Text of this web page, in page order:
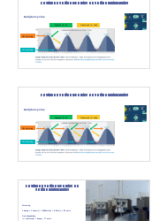
Begrippen getijdenwerking en getijdenduikplanning
Getijdencyclus
Afgaand tij / eb Opkomend tij / vloed
HW kentering
LW kentering
Begrippen getijdenwerking en getijdenduikplanning
Getijdencyclus
Opkomend tij / vloed
HW kentering
LW kentering
Begrippen getijdenwerking en
getijdenduikplanning
Stroming
1 knoop = 1 zeemijl = 1852m/uur = 0,51m/s ≈ 50 cm/s
Getijdenduiken
totmaximaal ? knoop ≈
?? cm/s